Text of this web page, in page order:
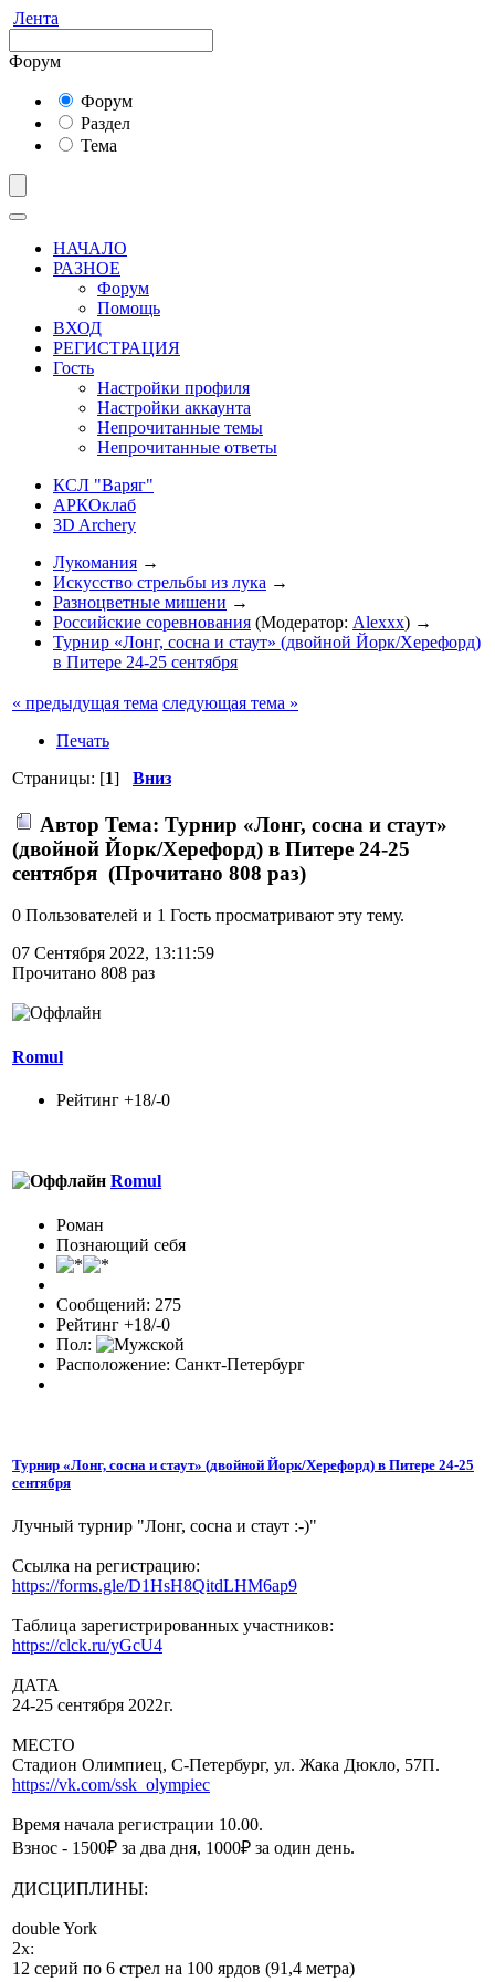
Лента
Форум
Форум
Раздел
Тема
НАЧАЛО
РАЗНОЕ
Форум
Помощь
ВХОД
РЕГИСТРАЦИЯ
Гость
Настройки профиля
Настройки аккаунта
Непрочитанные темы
Непрочитанные ответы
КСЛ "Варяг"
АРКОклаб
3D Archery
Лукомания →
Искусство стрельбы из лука →
Разноцветные мишени →
Российские соревнования (Модератор: Alexxx) →
Турнир «Лонг, сосна и стаут» (двойной Йорк/Херефорд)
в Питере 24-25 сентября
« предыдущая тема следующая тема »
Печать
Страницы: [1] Вниз
Автор Тема: Турнир «Лонг, сосна и стаут»
(двойной Йорк/Херефорд) в Питере 24-25
сентября (Прочитано 808 раз)
0 Пользователей и 1 Гость просматривают эту тему.
07 Сентября 2022, 13:11:59
Прочитано 808 раз
Romul
Рейтинг +18/-0
Romul
Роман
Познающий себя
Сообщений: 275
Рейтинг +18/-0
Пол:
Расположение: Санкт-Петербург
Турнир «Лонг, сосна и стаут» (двойной Йорк/Херефорд) в Питере 24-25
сентября
Лучный турнир "Лонг, сосна и стаут :-)"
Ссылка на регистрацию:
https://forms.gle/D1HsH8QitdLHM6ap9
Таблица зарегистрированных участников:
https://clck.ru/yGcU4
ДАТА
24-25 сентября 2022г.
МЕСТО
Стадион Олимпиец, С-Петербург, ул. Жака Дюкло, 57П.
https://vk.com/ssk_olympiec
Время начала регистрации 10.00.
Взнос - 1500₽ за два дня, 1000₽ за один день.
ДИСЦИПЛИНЫ:
double York
2x:
12 серий по 6 стрел на 100 ярдов (91,4 метра)